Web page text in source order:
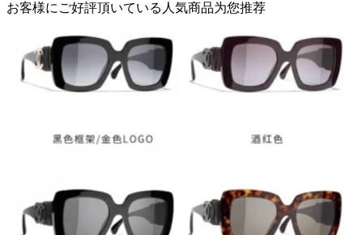
お客様にご好評頂いている人気商品为您推荐